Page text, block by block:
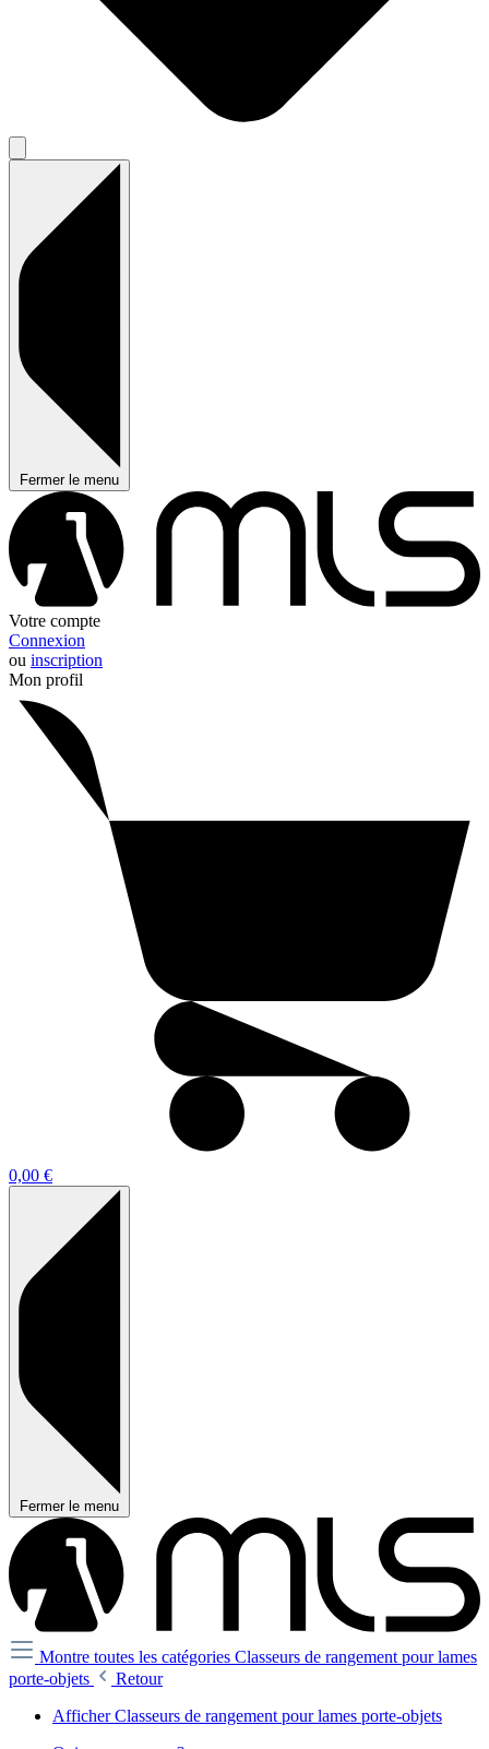
Fermer le menu
Votre compte
Connexion
ou inscription
Mon profil
0,00 €
Fermer le menu
Montre toutes les catégories Classeurs de rangement pour lames
porte-objets
Retour
Afficher Classeurs de rangement pour lames porte-objets